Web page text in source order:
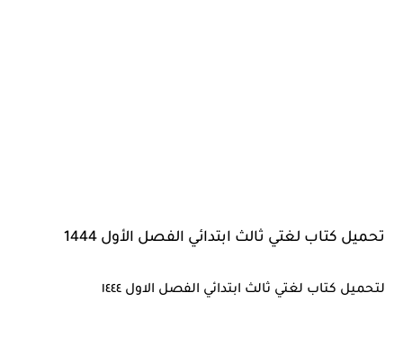
تحميل كتاب لغتي ثالث ابتدائي الفصل الأول 1444
لتحميل كتاب لغتي ثالث ابتدائي الفصل الاول ١٤٤٤